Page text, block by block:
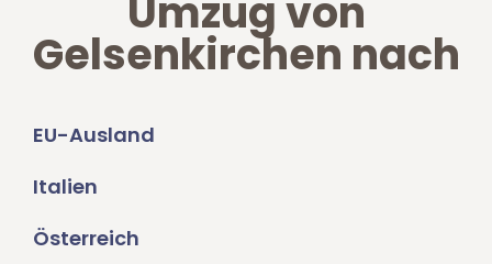
Umzug von
Gelsenkirchen nach
EU-Ausland
Italien
Österreich